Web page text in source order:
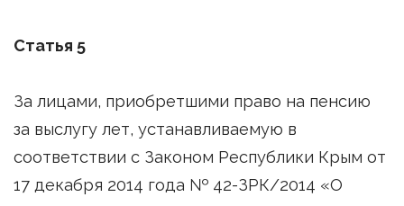
Статья 5
За лицами, приобретшими право на пенсию
за выслугу лет, устанавливаемую в
соответствии с Законом Республики Крым от
17 декабря 2014 года № 42-ЗРК/2014 «О